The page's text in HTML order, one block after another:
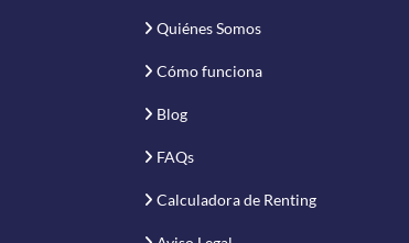
Quiénes Somos
Cómo funciona
Blog
FAQs
Calculadora de Renting